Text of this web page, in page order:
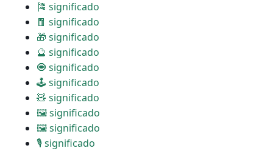
🎏 significado
🧧 significado
🎁 significado
🔮 significado
🧿 significado
🕹 significado
🧸 significado
🖼 significado
🖼 significado
🎙 significado